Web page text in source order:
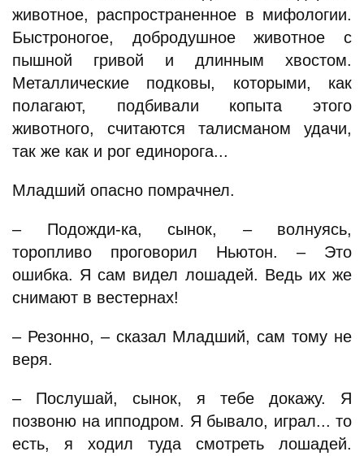
животное, распространенное в мифологии.
Быстроногое, добродушное животное с
пышной гривой и длинным хвостом.
Металлические подковы, которыми, как
полагают, подбивали копыта этого
животного, считаются талисманом удачи,
так же как и рог единорога...
Младший опасно помрачнел.
– Подожди-ка, сынок, – волнуясь,
торопливо проговорил Ньютон. – Это
ошибка. Я сам видел лошадей. Ведь их же
снимают в вестернах!
– Резонно, – сказал Младший, сам тому не
веря.
– Послушай, сынок, я тебе докажу. Я
позвоню на ипподром. Я бывало, играл... то
есть, я ходил туда смотреть лошадей.